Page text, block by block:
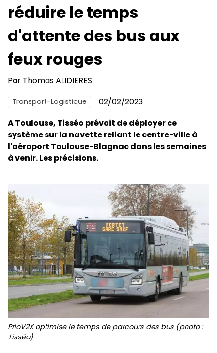
réduire le temps
d'attente des bus aux
feux rouges
Par Thomas ALIDIERES
Transport-Logistique
02/02/2023
A Toulouse, Tisséo prévoit de déployer ce
système sur la navette reliant le centre-ville à
l'aéroport Toulouse-Blagnac dans les semaines
à venir. Les précisions.
PrioV2X optimise le temps de parcours des bus (photo :
Tisséo)